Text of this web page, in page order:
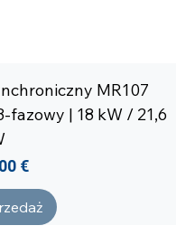
MR107
fazowy | 18 kW / 21,6
€